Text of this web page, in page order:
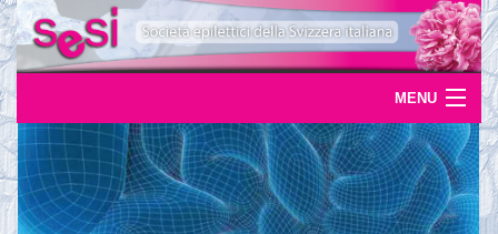
MENU
Home
Uscite